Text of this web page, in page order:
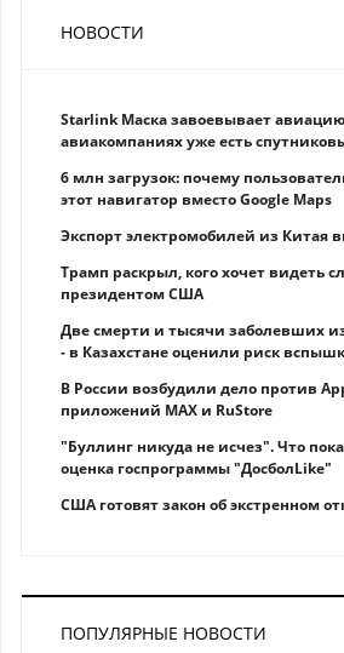
НОВОСТИ
Starlink Маска завоевывает
авиакомпаниях уже есть
6 млн загрузок: почему
этот навигатор вместо Google Maps
Экспорт электромобилей из Китая
Трамп раскрыл, кого хочет видеть
президентом США
Две смерти и тысячи заболевших
- в Казахстане оценили риск
В России возбудили дело против
приложений MAX и RuStore
"Буллинг никуда не исчез". Что
оценка госпрограммы "ДосболLike"
США готовят закон об экстренном
ПОПУЛЯРНЫЕ НОВОСТИ